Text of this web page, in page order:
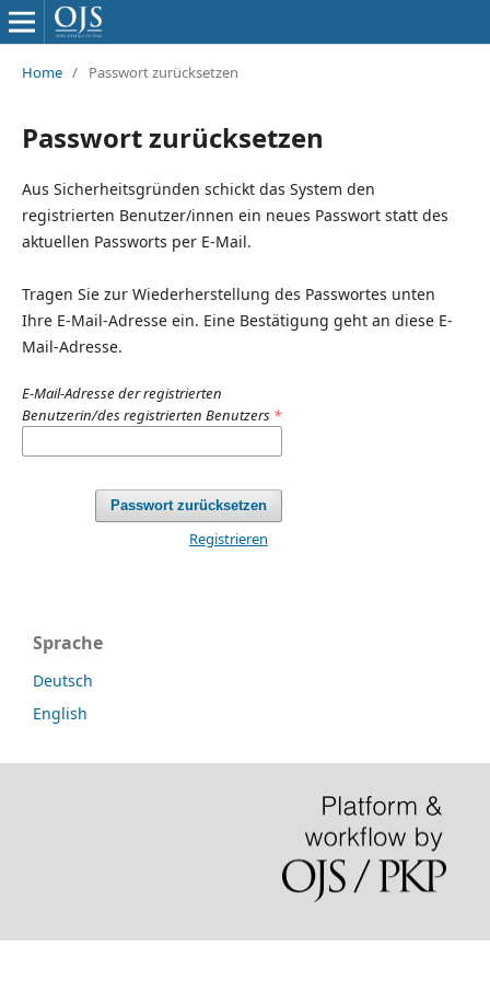
Home / Passwort zurücksetzen
Passwort zurücksetzen
Aus Sicherheitsgründen schickt das System den
registrierten Benutzer/innen ein neues Passwort statt des
aktuellen Passworts per E-Mail.
Tragen Sie zur Wiederherstellung des Passwortes unten
Ihre E-Mail-Adresse ein. Eine Bestätigung geht an diese E-
Mail-Adresse.
E-Mail-Adresse der registrierten
Benutzerin/des registrierten Benutzers *
Passwort zurücksetzen
Registrieren
Sprache
Deutsch
English